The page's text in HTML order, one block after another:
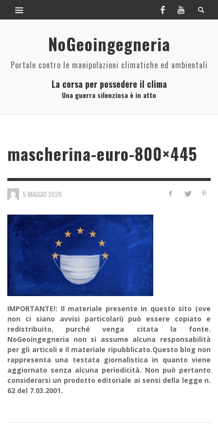
NoGeoingegneria
Portale contro le manipolazioni climatiche ed ambientali
La corsa per possedere il clima
Una guerra silenziosa è in atto
mascherina-euro-800×445
5 MAGGIO 2020
IMPORTANTE!: Il materiale presente in questo sito (ove
non ci siano avvisi particolari) può essere copiato e
redistribuito, purché venga citata la fonte.
NoGeoingegneria non si assume alcuna responsabilità
per gli articoli e il materiale ripubblicato.Questo blog non
rappresenta una testata giornalistica in quanto viene
aggiornato senza alcuna periodicità. Non può pertanto
considerarsi un prodotto editoriale ai sensi della legge n.
62 del 7.03.2001.